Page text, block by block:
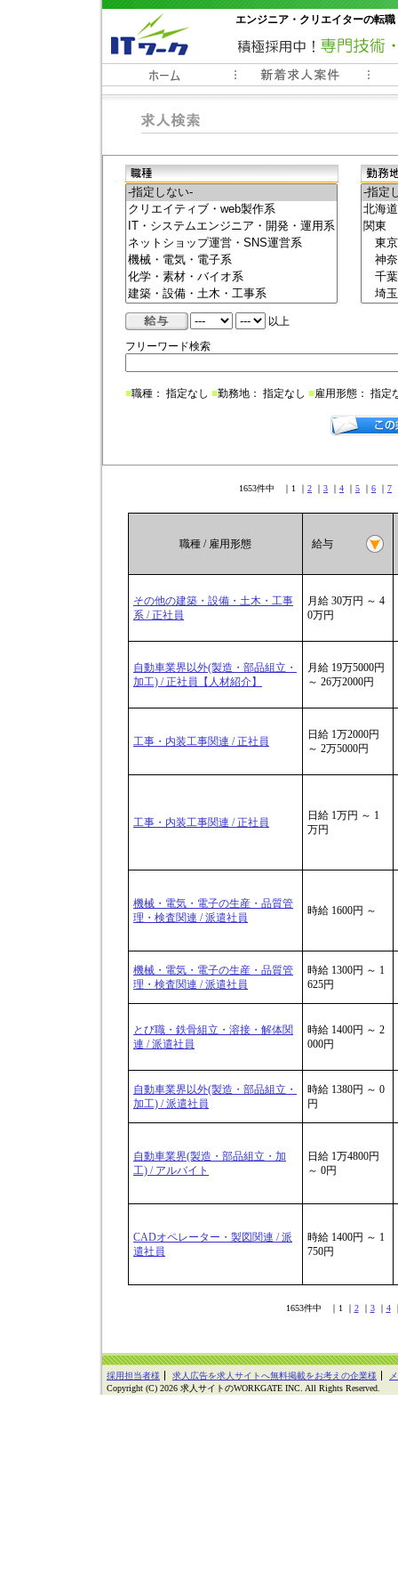
エンジニア・クリエイターの転
常時3000件以上の求人情報掲載中
以上
フリーワード検索
■職種： 指定なし ■勤務地： 指定なし ■雇用形態： 指定
1653件中 ｜1 ｜ 2 ｜ 3 ｜ 4 ｜ 5 ｜ 6 ｜ 7
職種 / 雇用形態 給与
その他の建築・設備・土木・工事
系 / 正社員
月給 30万円 ～ 4
0万円
自動車業界以外(製造・部品組立・
加工) / 正社員【人材紹介】
月給 19万5000円
～ 26万2000円
工事・内装工事関連 / 正社員
日給 1万2000円
～ 2万5000円
工事・内装工事関連 / 正社員
日給 1万円 ～ 1
万円
機械・電気・電子の生産・品質管
理・検査関連 / 派遣社員
時給 1600円 ～
機械・電気・電子の生産・品質管
理・検査関連 / 派遣社員
時給 1300円 ～ 1
625円
とび職・鉄骨組立・溶接・解体関
連 / 派遣社員
時給 1400円 ～ 2
000円
自動車業界以外(製造・部品組立・
加工) / 派遣社員
時給 1380円 ～ 0
円
自動車業界(製造・部品組立・加
工) / アルバイト
日給 1万4800円
～ 0円
CADオペレーター・製図関連 / 派
遣社員
時給 1400円 ～ 1
750円
1653件中 ｜1 ｜ 2｜ 3｜ 4
採用担当者様 求人広告を求人サイトへ無料掲載をお考えの企業様
Copyright (C) 2026 求人サイトのWORKGATE INC. All Rights Reserved.